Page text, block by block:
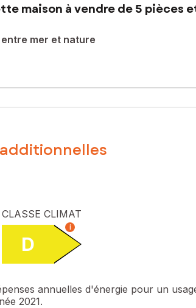
maison à vendre de 5 pièces et
mer et nature
en exclusivité : charmante maison
cheminée à foyer fermé. Un second
à moins de 200 000€ à découvrir rapidement !
auxquels ce bien est exposé sont
CLIMAT
D
i
annuelles d'énergie pour un
2021.